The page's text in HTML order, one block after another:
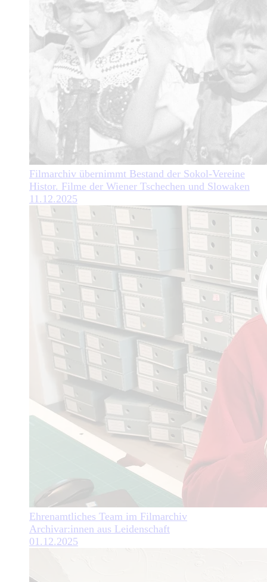
Filmarchiv übernimmt Bestand der Sokol-Vereine
Histor. Filme der Wiener Tschechen und Slowaken
11.12.2025
Ehrenamtliches Team im Filmarchiv
Archivar:innen aus Leidenschaft
01.12.2025